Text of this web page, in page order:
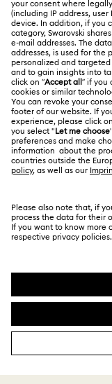
İade ve Değişim
Bize Ulaşın
Ölçü rehberi
Mağaza Bilgileri
Swarovski Club
Swarovski Hakkında
İşler & Kariyer
Alumni Community
Profesyoneller İçin
Site Haritası
Swarovski Created
Kristallwelten
YASAL KOŞULLAR
Kullanım Koşulları
Ön bilgilendirme
Gizlilik politikası
Hizmet sağlayıcı
Veri Koruma Onay
MESAFELİ SATIŞ